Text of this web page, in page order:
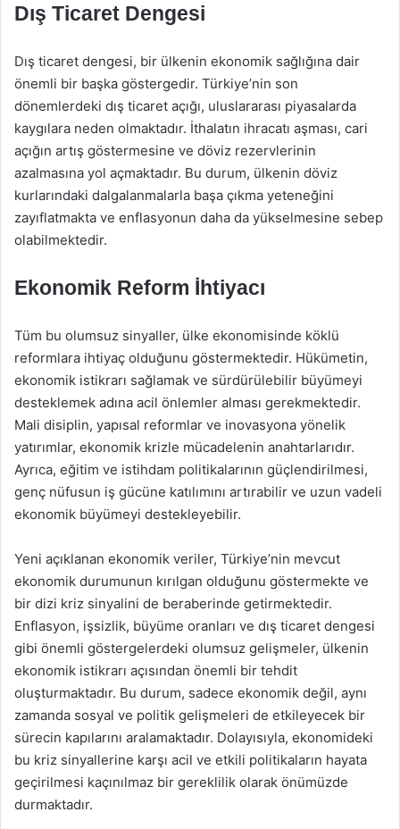
Dış Ticaret Dengesi
Dış ticaret dengesi, bir ülkenin ekonomik sağlığına dair
önemli bir başka göstergedir. Türkiye’nin son
dönemlerdeki dış ticaret açığı, uluslararası piyasalarda
kaygılara neden olmaktadır. İthalatın ihracatı aşması, cari
açığın artış göstermesine ve döviz rezervlerinin
azalmasına yol açmaktadır. Bu durum, ülkenin döviz
kurlarındaki dalgalanmalarla başa çıkma yeteneğini
zayıflatmakta ve enflasyonun daha da yükselmesine sebep
olabilmektedir.
Ekonomik Reform İhtiyacı
Tüm bu olumsuz sinyaller, ülke ekonomisinde köklü
reformlara ihtiyaç olduğunu göstermektedir. Hükümetin,
ekonomik istikrarı sağlamak ve sürdürülebilir büyümeyi
desteklemek adına acil önlemler alması gerekmektedir.
Mali disiplin, yapısal reformlar ve inovasyona yönelik
yatırımlar, ekonomik krizle mücadelenin anahtarlarıdır.
Ayrıca, eğitim ve istihdam politikalarının güçlendirilmesi,
genç nüfusun iş gücüne katılımını artırabilir ve uzun vadeli
ekonomik büyümeyi destekleyebilir.
Yeni açıklanan ekonomik veriler, Türkiye’nin mevcut
ekonomik durumunun kırılgan olduğunu göstermekte ve
bir dizi kriz sinyalini de beraberinde getirmektedir.
Enflasyon, işsizlik, büyüme oranları ve dış ticaret dengesi
gibi önemli göstergelerdeki olumsuz gelişmeler, ülkenin
ekonomik istikrarı açısından önemli bir tehdit
oluşturmaktadır. Bu durum, sadece ekonomik değil, aynı
zamanda sosyal ve politik gelişmeleri de etkileyecek bir
sürecin kapılarını aralamaktadır. Dolayısıyla, ekonomideki
bu kriz sinyallerine karşı acil ve etkili politikaların hayata
geçirilmesi kaçınılmaz bir gereklilik olarak önümüzde
durmaktadır.